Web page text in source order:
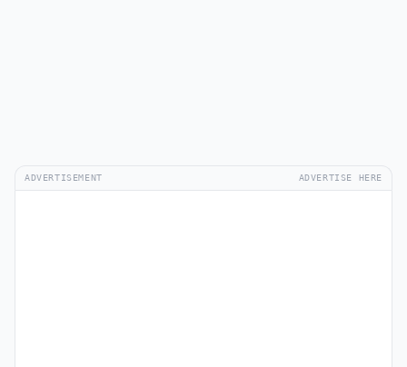
ADVERTISEMENT ADVERTISE HERE